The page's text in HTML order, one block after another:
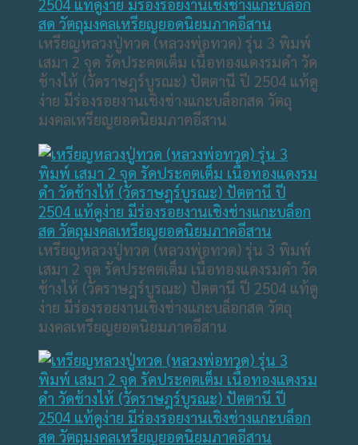
เหรียญหลวงปู่ทวด (หลวงพ่อทวด) รุ่น 3 พิมพ์
เสมา 2 จุด รัดประคตเต็ม เนื้อทองแดงรมดำ วัด
ช้างไห้ (วัดราษฎร์บูรณะ) ปัตตานี ปี 2504 แท้ดู
ง่าย มีร่องรอยงานเชิงช่างแกะบล็อกสด วัตถุ
มงคลเหรียญยอดนิยมภาคอีสาน
เหรียญหลวงปู่ทวด (หลวงพ่อทวด) รุ่น 3 พิมพ์
เสมา 2 จุด รัดประคตเต็ม เนื้อทองแดงรมดำ วัด
ช้างไห้ (วัดราษฎร์บูรณะ) ปัตตานี ปี 2504 แท้ดู
ง่าย มีร่องรอยงานเชิงช่างแกะบล็อกสด วัตถุ
มงคลเหรียญยอดนิยมภาคอีสาน